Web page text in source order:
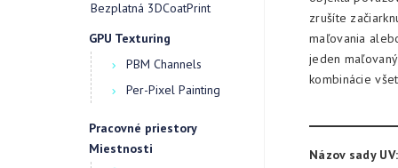
Bezplatná 3DCoatPrint
GPU Texturing
PBM Channels
Per-Pixel Painting
Pracovné priestory
Miestnosti
zrušíte
maľovania
jeden
kombinácie
Názov sady UV: